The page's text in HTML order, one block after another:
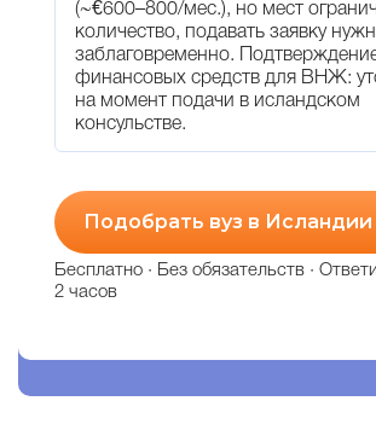
(~€600–800/мес.), но мест
количество, подавать заявку
заблаговременно.
финансовых средств для ВНЖ:
на момент подачи в исландском
консульстве.
Подобрать вуз в
Бесплатно · Без обязательств ·
2 часов